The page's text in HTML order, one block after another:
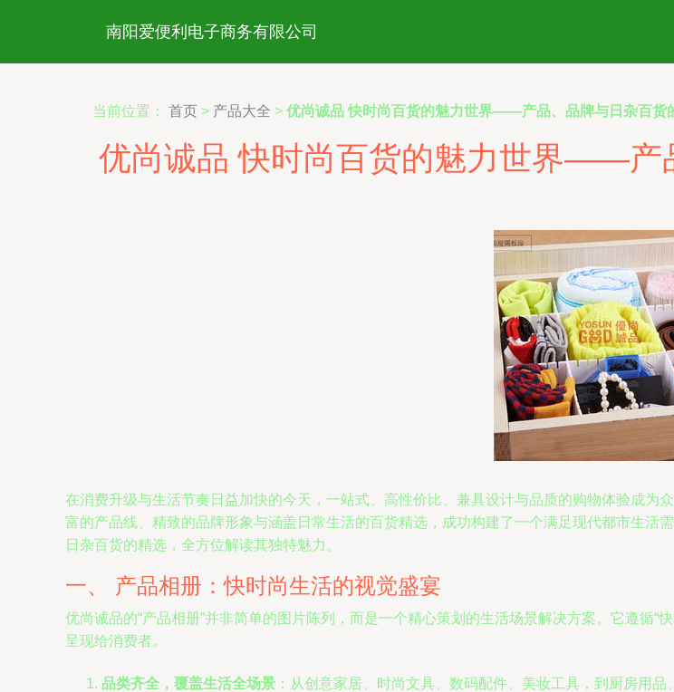
南阳爱便利电子商务有限公司
当前位置： 首页 > 产品大全 > 优尚诚品 快时尚百货的魅力世界——产品、品牌与日杂百货
优尚诚品 快时尚百货的魅力世界——产
在消费升级与生活节奏日益加快的今天，一站式、高性价比、兼具设计与品质的购物体验成为
富的产品线、精致的品牌形象与涵盖日常生活的百货精选，成功构建了一个满足现代都市生活
日杂百货的精选，全方位解读其独特魅力。
一、 产品相册：快时尚生活的视觉盛宴
优尚诚品的“产品相册”并非简单的图片陈列，而是一个精心策划的生活场景解决方案。它遵
呈现给消费者。
品类齐全，覆盖生活全场景 ：从创意家居、时尚文具、数码配件、美妆工具，到厨房用